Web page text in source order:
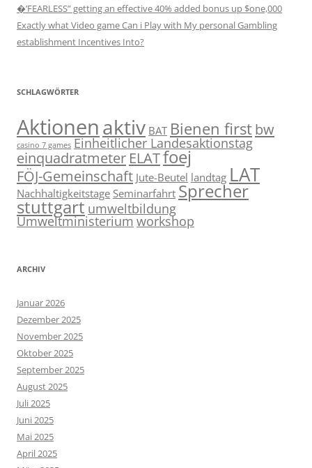
�’FEARLESS” getting an effective 40% added bonus up $one,000
Exactly what Video game Can i Play with My personal Gambling
establishment Incentives Into?
SCHLAGWÖRTER
Aktionenaktiv BAT Bienen firstbw
casino 7 games Einheitlicher Landesaktionstag
einquadratmeter ELATfoej
FÖJ-Gemeinschaft Jute-Beutel landtag LAT
Nachhaltigkeitstage Seminarfahrt Sprecher
stuttgart umweltbildung
Umweltministerium workshop
ARCHIV
Januar 2026
Dezember 2025
November 2025
Oktober 2025
September 2025
August 2025
Juli 2025
Juni 2025
Mai 2025
April 2025